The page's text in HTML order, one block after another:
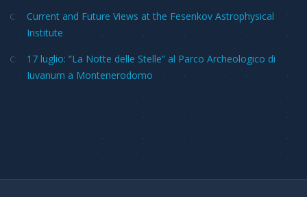
Current and Future Views at the Fesenkov Astrophysical
Institute
17 luglio: “La Notte delle Stelle” al Parco Archeologico di
Iuvanum a Montenerodomo